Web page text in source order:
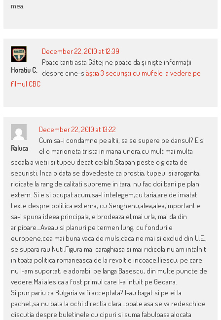
mea.
Horatiu C.
December 22, 2010 at 12:39
Poate tanti asta Gătej ne poate da şi nişte informaţii
despre cine-s ăştia 3 securişti cu mufele la vedere pe
filmul CBC
Raluca
December 22, 2010 at 13:22
Cum sa-i condamne pe altii, sa se supere pe dansul? E si
el o marioneta trista in mana unora,cu mult mai multa
scoala a vietii si tupeu decat ceilalti.Stapan peste o gloata de
securisti. Inca o data se dovedeste ca prostia, tupeul si aroganta,
ridicate la rang de calitati supreme in tara, nu fac doi bani pe plan
extern. Si e si ocupat acum,sa-l intelegem,cu taria,are de invatat
texte despre politica externa, cu Senghenu,alea,alea,important e
sa-i spuna ideea principala,le brodeaza el,mai urla, mai da din
aripioare…Aveau si planuri pe termen lung, cu fondurile
europene,cea mai buna vaca de muls,daca ne mai si exclud din U.E.,
se supara rau Nuti.Figura mai caraghiasa si mai ridicola nu am intalnit
in toata politica romaneasca de la revoltie incoace.Iliescu, pe care
nu l-am suportat, e adorabil pe langa Basescu, din multe puncte de
vedere.Mai ales ca a fost primul care l-a intuit pe Geoana.
Si pun pariu ca Bulgaria va fi acceptata? I-au bagat si pe ei la
pachet,sa nu bata la ochi directia clara…poate asa se va redeschide
discutia despre buletinele cu cipuri si suma fabuloasa alocata